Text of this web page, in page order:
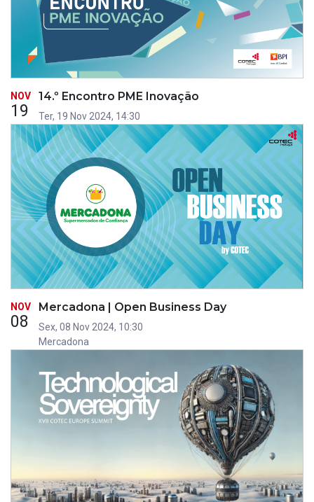
NOV
19
14.º Encontro PME Inovação
Ter, 19 Nov 2024, 14:30
NOV
08
Mercadona | Open Business Day
Sex, 08 Nov 2024, 10:30
Mercadona